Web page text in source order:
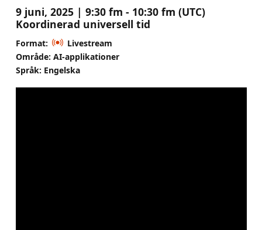
9 juni, 2025 | 9:30 fm - 10:30 fm (UTC)
Koordinerad universell tid
Format:
Livestream
Område: AI-applikationer
Språk: Engelska